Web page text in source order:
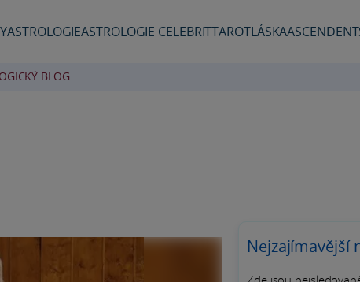
ASTROLOGIEASTROLOGIE CELEBRITTAROTLÁSKAASCENDENT
BLOG
Nejzajímavější